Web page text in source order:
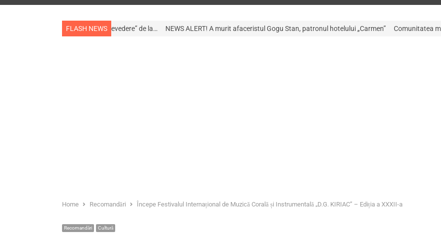
FLASH NEWS
la apropiații „la revedere” de la… NEWS ALERT! A murit afaceristul Gogu Stan, patronul hotelului „Carmen” Comunitatea medicală a
Home Recomandări Începe Festivalul Internațional de Muzică Corală și Instrumentală „D.G. KIRIAC” – Ediția a XXXII-a
Recomandări Cultură